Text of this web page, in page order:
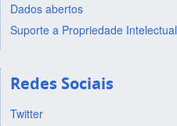
Dados abertos
Suporte a Propriedade Intelectual
Redes Sociais
Twitter